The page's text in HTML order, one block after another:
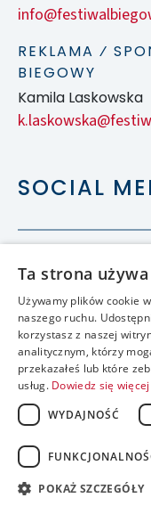
REKLAMA ⁄
BIEGOWY
Kamila Laskowska
SOCIAL
Ta strona
Używamy plików cookie
naszego ruchu.
korzystasz z naszej
analitycznym, którzy
przekazałeś lub które
usług. Dowiedz się więcej
WYDAJNOŚĆ
POKAŻ SZCZEGÓŁY
accessible